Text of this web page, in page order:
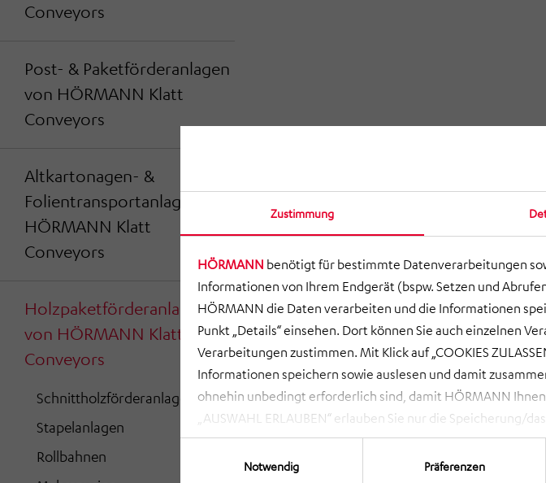
Zustimmung
HÖRMANN benötigt für bestimmte Datenverarbeitungen
Informationen von Ihrem Endgerät (bspw. Setzen und
HÖRMANN die Daten verarbeiten und die Informationen
Punkt „Details“ einsehen. Dort können Sie auch einzelnen
Verarbeitungen zustimmen. Mit Klick auf „COOKIES
Informationen speichern sowie auslesen und damit
ohnehin unbedingt erforderlich sind, damit HÖRMANN
„AUSWAHL ERLAUBEN“ erlauben Sie nur die Speicherung/
zusammenhängenden Datenverarbeitungen, die Sie aktiv
möglich. Bei Klick auf „NUR NOTWENDIGE COOKIES“
Notwendig
Präferenzen
Conveyors
Post- & Paketförderanlagen
von HÖRMANN Klatt
Conveyors
Altkartonagen- &
Folientransportanlagen von
HÖRMANN Klatt
Conveyors
Holzpaketförderanlagen
von HÖRMANN Klatt
Conveyors
Schnittholzförderanlagen
Stapelanlagen
Rollbahnen